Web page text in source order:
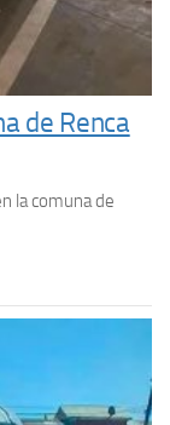
de Renca
la comuna de